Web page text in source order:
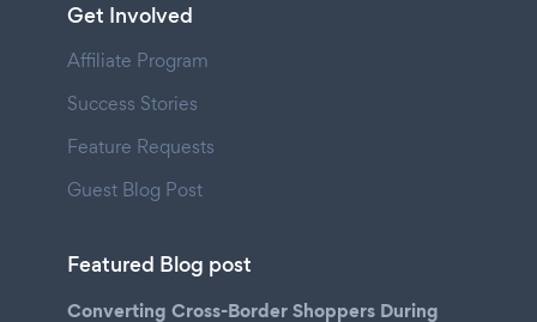
Get Involved
Affiliate Program
Success Stories
Feature Requests
Guest Blog Post
Featured Blog post
Converting Cross-Border Shoppers During